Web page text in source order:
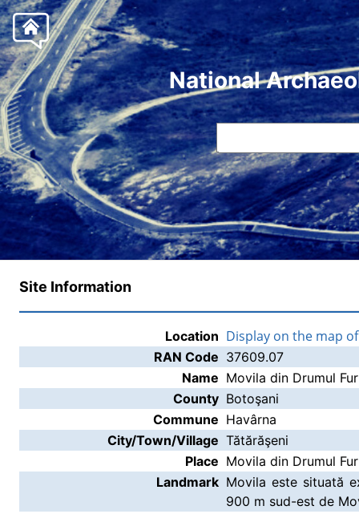
National
Site Information
Location Display on the map
RAN Code 37609.07
Name Movila din Drumul
County Botoşani
Commune Havârna
City/Town/Village Tătărăşeni
Place Movila din Drumul
Landmark Movila este situată
900 m sud-est de